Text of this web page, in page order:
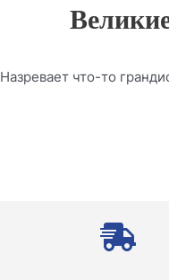
Назревает что-то